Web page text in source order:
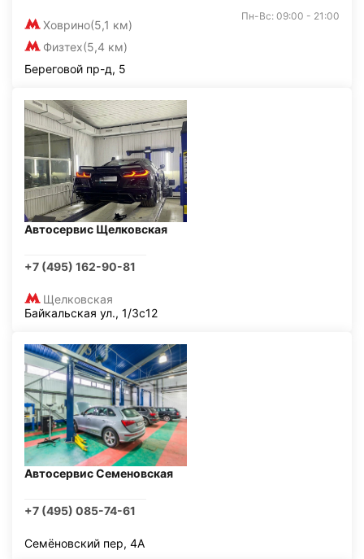
Ховрино(5,1 км)
Физтех(5,4 км)
Пн-Вс: 09:00 - 21:00
Береговой пр-д, 5
Автосервис Щелковская
+7 (495) 162-90-81
Щелковская
Байкальская ул., 1/3с12
Автосервис Семеновская
+7 (495) 085-74-61
Семёновский пер, 4А